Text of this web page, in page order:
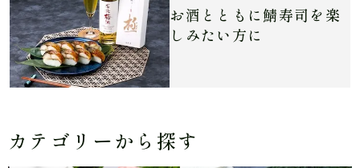
お酒とともに鯖寿司を 楽
しみたい方に
カテゴリーから探す